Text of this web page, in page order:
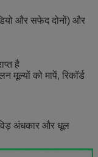
और सफेद दोनों) और
है
को मापें, रिकॉर्ड
अंधकार और धूल